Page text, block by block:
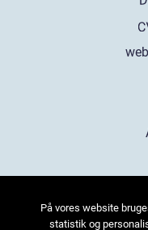
På vores website
statistik og